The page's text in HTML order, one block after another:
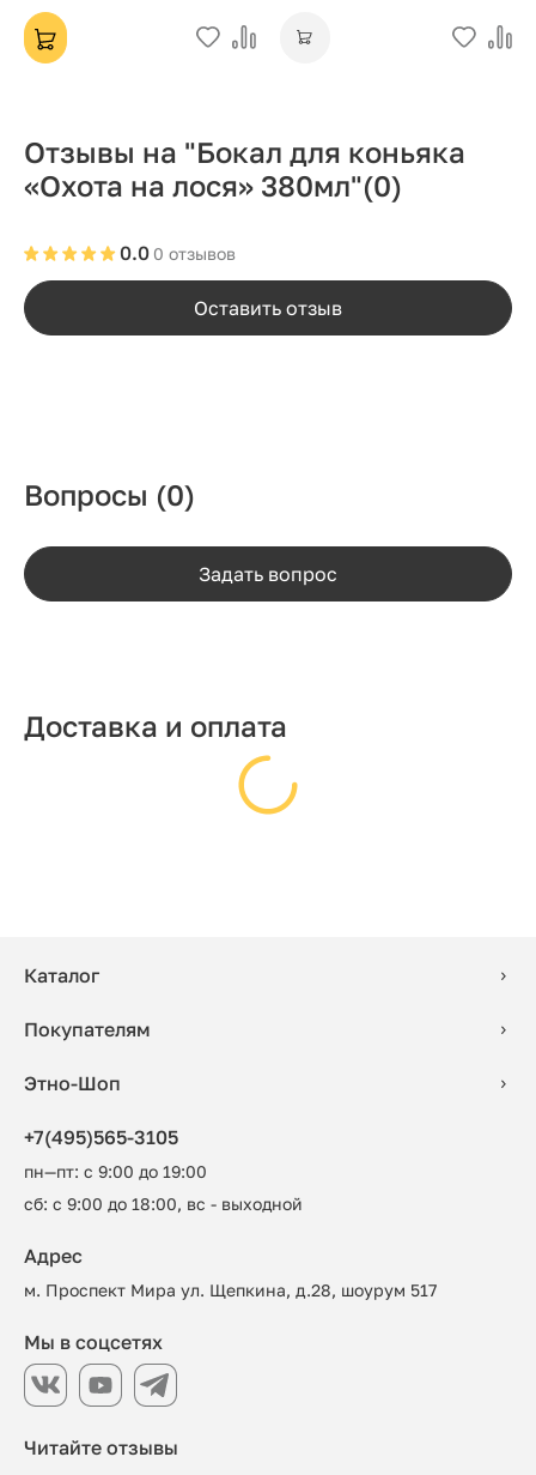
Отзывы на "Бокал для коньяка
«Охота на лося» 380мл"(0)
0 отзывов
0.0
Оставить отзыв
Вопросы (0)
Задать вопрос
Доставка и оплата
Каталог
Покупателям
Этно-Шоп
+7(495)565-3105
пн—пт: с 9:00 до 19:00
сб: с 9:00 до 18:00, вс - выходной
Читайте отзывы
Адрес
м. Проспект Мира ул. Щепкина, д.28, шоурум 517
Мы в соцсетях